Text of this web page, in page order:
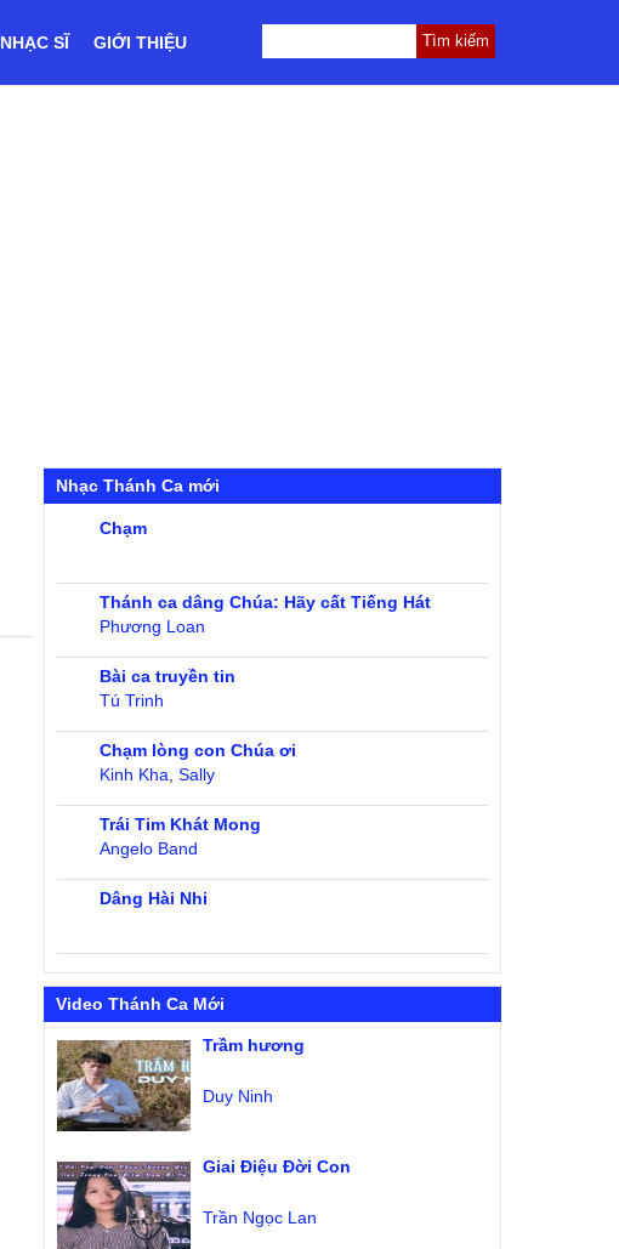
NHẠC SĨ GIỚI THIỆU
Nhạc Thánh Ca mới
Chạm
Thánh ca dâng Chúa: Hãy cất Tiếng Hát
Phương Loan
Bài ca truyền tin
Tú Trinh
Chạm lòng con Chúa ơi
Kinh Kha ,Sally
Trái Tim Khát Mong
Angelo Band
Dâng Hài Nhi
Video Thánh Ca Mới
Trầm hương
Duy Ninh
Giai Điệu Đời Con
Trần Ngọc Lan